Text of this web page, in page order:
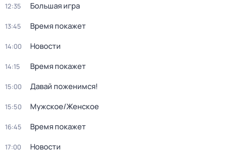
12:35 Большая игра
13:45 Время покажет
14:00 Новости
14:15 Время покажет
15:00 Давай поженимся!
15:50 Мужское/Женское
16:45 Время покажет
17:00 Новости